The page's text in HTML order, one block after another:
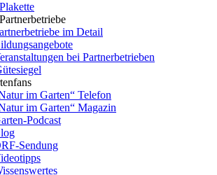
im Detail
bei Partnerbetrieben
im Garten“ Telefon
im Garten“ Magazin
Podcast
Sendung